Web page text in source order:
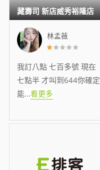
林孟薇
我訂八點 七百多號 現在
七點半 才叫到644你確定
能...看更多
藏壽司 新店威秀裕隆店